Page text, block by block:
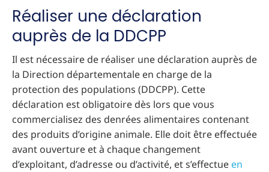
Réaliser une déclaration
auprès de la DDCPP
Il est nécessaire de réaliser une déclaration auprès de
la Direction départementale en charge de la
protection des populations (DDCPP). Cette
déclaration est obligatoire dès lors que vous
commercialisez des denrées alimentaires contenant
des produits d’origine animale. Elle doit être effectuée
avant ouverture et à chaque changement
d’exploitant, d’adresse ou d’activité, et s’effectue en